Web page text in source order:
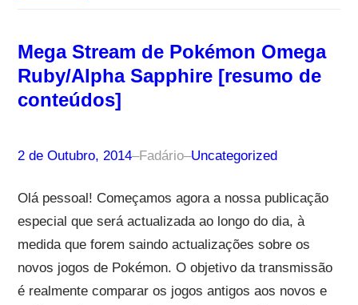
Mega Stream de Pokémon Omega
Ruby/Alpha Sapphire [resumo de
conteúdos]
2 de Outubro, 2014–Fadário–Uncategorized
Olá pessoal! Começamos agora a nossa publicação
especial que será actualizada ao longo do dia, à
medida que forem saindo actualizações sobre os
novos jogos de Pokémon. O objetivo da transmissão
é realmente comparar os jogos antigos aos novos e